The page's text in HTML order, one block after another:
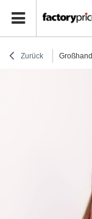
Zurück